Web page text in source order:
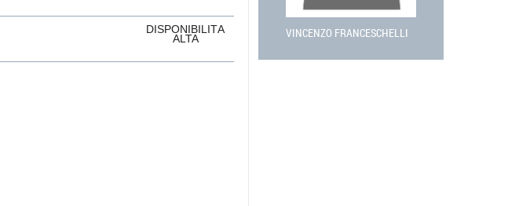
DISPONIBILITÀ
ALTA VINCENZO FRANCESCHELLI